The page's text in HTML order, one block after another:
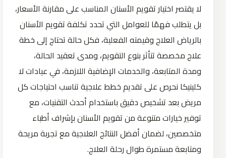
لا يقتصر اختيار تقويم الأسنان المناسب على مقارنة الأسعار،
بل يتطلب فهمًا للعوامل التي تحدد تكلفة تقويم الأسنان
بالرياض العلاج وقيمته الفعلية، فكل حالة تحتاج إلى خطة
علاج مخصصة تتأثر بنوع التقويم، ومدى تعقيد الحالة،
ومدة المتابعة، والخدمات الإضافية اللازمة، في عيادات لا
كلينيكا نحرص على تقديم خطط علاجية تناسب احتياجات كل
مريض بعد تشخيص دقيق باستخدام أحدث التقنيات، مع
توفير خيارات متنوعة من تقويم الأسنان بإشراف أطباء
متخصصين، لضمان أفضل النتائج العلاجية مع تجربة مريحة
ومتابعة مستمرة طوال رحلة العلاج.